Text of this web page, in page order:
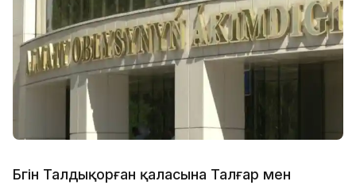
Бүгін Талдықорған қаласына Талғар мен